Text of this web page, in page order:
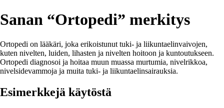
Sanan “Ortopedi” merkitys
Ortopedi on lääkäri, joka erikoistunut tuki- ja liikuntaelinvaivojen,
kuten nivelten, luiden, lihasten ja nivelten hoitoon ja kuntoutukseen.
Ortopedi diagnosoi ja hoitaa muun muassa murtumia, nivelrikkoa,
nivelsidevammoja ja muita tuki- ja liikuntaelinsairauksia.
Esimerkkejä käytöstä